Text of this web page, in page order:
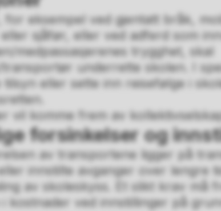
for eksempel ved gjentatt bråk,
eller sjåfør, eller ved adferd som
medpassasjerenes trygghet, skal
underrette skolen. I
eller sette inn reisefølge i
vil komme frem av
forsinkelser og
av transportene ligger på
innstilte avganger over lengre
av skoleskyss. Et slikt krav må
i kostnader ved innstillinger på